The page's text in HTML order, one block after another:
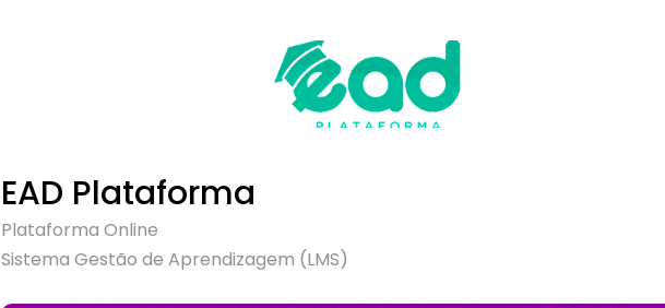
EAD Plataforma
Plataforma Online
Sistema Gestão de Aprendizagem (LMS)